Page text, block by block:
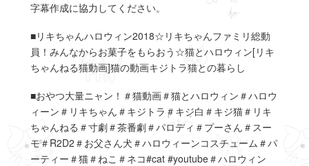
字幕作成に協力してください。
■リキちゃんハロウィン2018☆リキちゃんファミリ総動
員！みんなからお菓子をもらおう☆猫とハロウィン[リキ
ちゃんねる猫動画]猫の動画キジトラ猫との暮らし
■おやつ大量ニャン！＃猫動画＃猫とハロウィン＃ハロウ
ィーン＃リキちゃん＃キジトラ＃キジ白＃キジ猫＃リキ
ちゃんねる＃寸劇＃茶番劇＃パロディ＃プーさん＃スー
モ＃R2D2＃お父さん犬＃ハロウィーンコスチューム＃パ
ーティー＃猫＃ねこ＃ネコ#cat #youtube＃ハロウィン